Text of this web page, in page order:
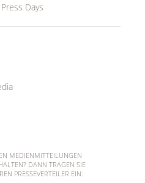
Days
MEDIENMITTEILUNGEN
DANN TRAGEN SIE
PRESSEVERTEILER EIN: